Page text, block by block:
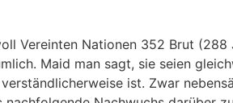
Vereinten Nationen 352 Brut
Maid man sagt, sie seien
ist. Zwar